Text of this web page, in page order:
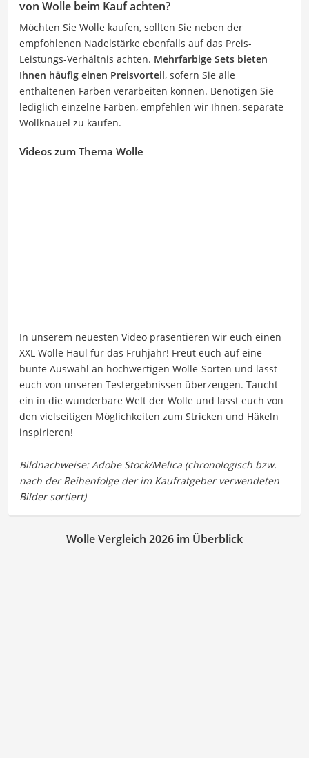
von Wolle beim Kauf achten?
Möchten Sie Wolle kaufen, sollten Sie neben der
empfohlenen Nadelstärke ebenfalls auf das Preis-
Leistungs-Verhältnis achten. Mehrfarbige Sets bieten
Ihnen häufig einen Preisvorteil, sofern Sie alle
enthaltenen Farben verarbeiten können. Benötigen Sie
lediglich einzelne Farben, empfehlen wir Ihnen, separate
Wollknäuel zu kaufen.
Videos zum Thema Wolle
In unserem neuesten Video präsentieren wir euch einen
XXL Wolle Haul für das Frühjahr! Freut euch auf eine
bunte Auswahl an hochwertigen Wolle-Sorten und lasst
euch von unseren Testergebnissen überzeugen. Taucht
ein in die wunderbare Welt der Wolle und lasst euch von
den vielseitigen Möglichkeiten zum Stricken und Häkeln
inspirieren!
Wolle Vergleich 2026 im Überblick